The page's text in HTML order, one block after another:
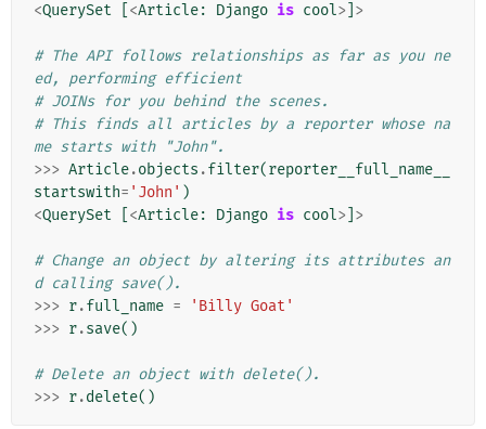
<QuerySet <Article: Django is cool> >
# The API follows relationships as far as you ne
ed, performing efficient
# JOINs for you behind the scenes.
# This finds all articles by a reporter whose na
me starts with "John".
>>> Article.objects .filter(reporter__full_name__
startswith= 'John' )
<QuerySet <Article: Django is cool> >
# Change an object by altering its attributes an
d calling save().
>>> r.full_name =
'Billy Goat'
>>> r.save()
# Delete an object with delete().
>>> r.delete()